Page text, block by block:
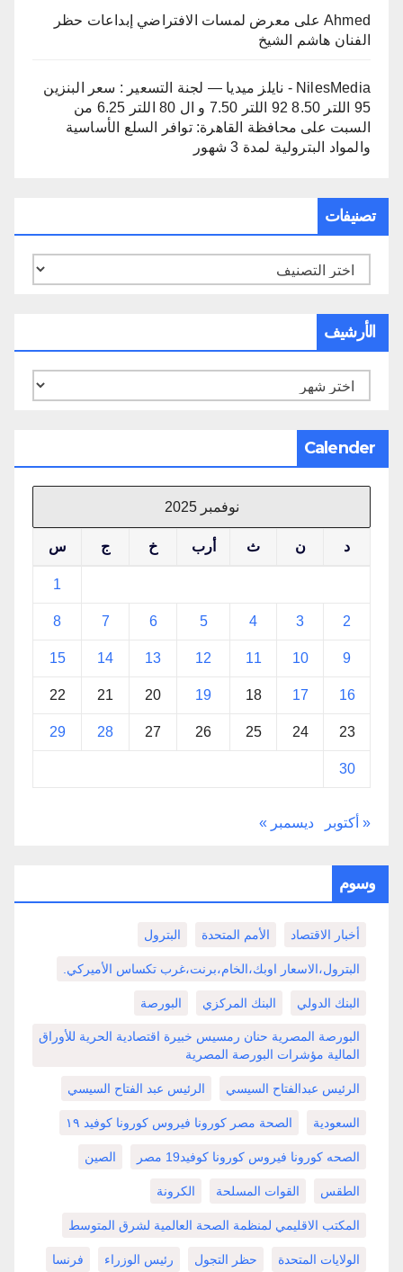
Ahmed على معرض لمسات الافتراضي إبداعات حظر
الفنان هاشم الشيخ
NilesMedia - نايلز ميديا — لجنة التسعير : سعر البنزين
95 اللتر 8.50 92 اللتر 7.50 و ال 80 اللتر 6.25 من
السبت على محافظة القاهرة: توافر السلع الأساسية
والمواد البترولية لمدة 3 شهور
تصنيفات
تصنيفات
الأرشيف
الأرشيف
Calender
نوفمبر 2025
د ن ث أرب خ ج س
1
2
3
4
5
6
7
8
9
10
11
12
13
14
15
16
17
18
19
20
21
22
23
24
25
26
27
28
29
30
« أكتوبر ديسمبر »
وسوم
أخبار الاقتصاد الأمم المتحدة البترول
البترول،الاسعار اوبك،الخام،برنت،غرب تكساس الأميركي.
البنك الدولي البنك المركزي البورصة
البورصة المصرية حنان رمسيس خبيرة اقتصادية الحرية للأوراق
المالية مؤشرات البورصة المصرية
الرئيس عبدالفتاح السيسي الرئيس عبد الفتاح السيسي
السعودية الصحة مصر كورونا فيروس كورونا كوفيد ١٩
الصحه كورونا فيروس كورونا كوفيد19 مصر الصين
الطقس القوات المسلحة الكرونة
المكتب الاقليمي لمنظمة الصحة العالمية لشرق المتوسط
الولايات المتحدة حظر التجول رئيس الوزراء فرنسا